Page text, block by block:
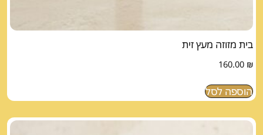
בית מזוזה מעץ זית
160.00 ₪
הוספה לסל